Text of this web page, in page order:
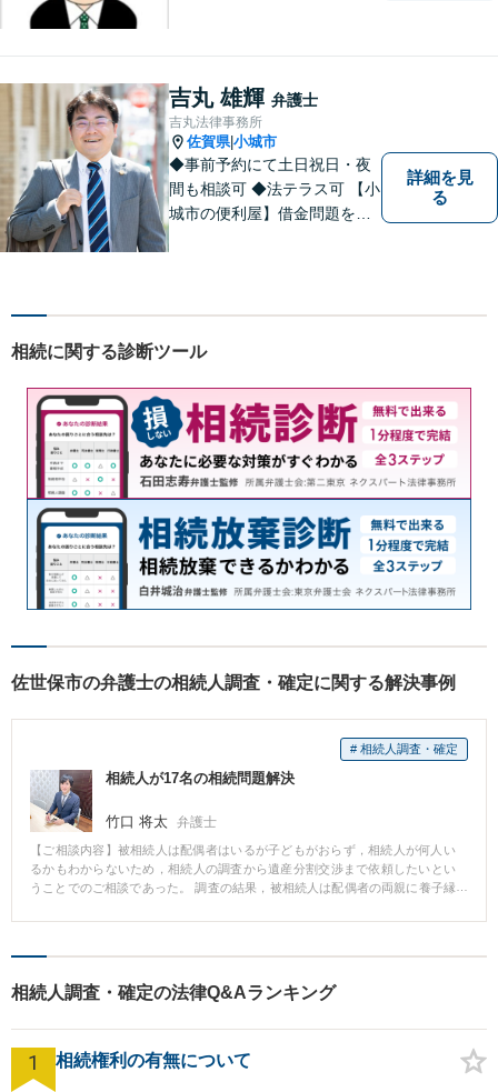
い丁寧にサポートいたしま
す。どんな些細なことでも構
いません。お気軽にご相談く
ださい【完全個室】
吉丸 雄輝 弁護士
吉丸法律事務所
佐賀県|小城市
◆事前予約にて土日祝日・夜
間も相談可 ◆法テラス可 【小
城市の便利屋】借金問題を中
詳細を見
る
相続に関する診断ツール
佐世保市の弁護士の相続人調査・確定に関する解決事例
# 相続人調査・確定
相続人が17名の相続問題解決
竹口 将太 弁護士
【ご相談内容】被相続人は配偶者はいるが子どもがおらず，相続人が何人い
るかもわからないため，相続人の調査から遺産分割交渉まで依頼したいとい
うことでのご相談であった。 調査の結果，被相続人は配偶者の両親に養子縁
の中にはご依頼者様には全く面識のない遠隔地に住む相続人もいたが，各相
相続分を増やすことができた。
相続人調査・確定の法律Q&Aランキング
1 相続権利の有無について